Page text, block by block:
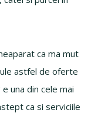
ca ma mut
astfel de oferte
una din cele mai
ca si serviciile